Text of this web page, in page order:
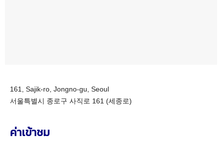
161, Sajik-ro, Jongno-gu, Seoul
서울특별시 종로구 사직로 161 (세종로)
ค่าเข้าชม